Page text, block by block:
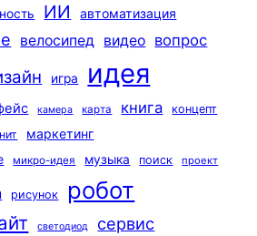
ИИ автоматизация
велосипед видео вопрос
игра идея
камера карта книга
концепт
маркетинг
микро-идея музыка поиск проект
рисунок робот
светодиод сервис